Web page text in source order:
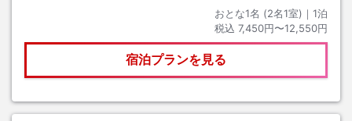
おとな1名 (2名1室)｜ 1泊
税込 7,450円〜12,550円
宿泊プランを見る